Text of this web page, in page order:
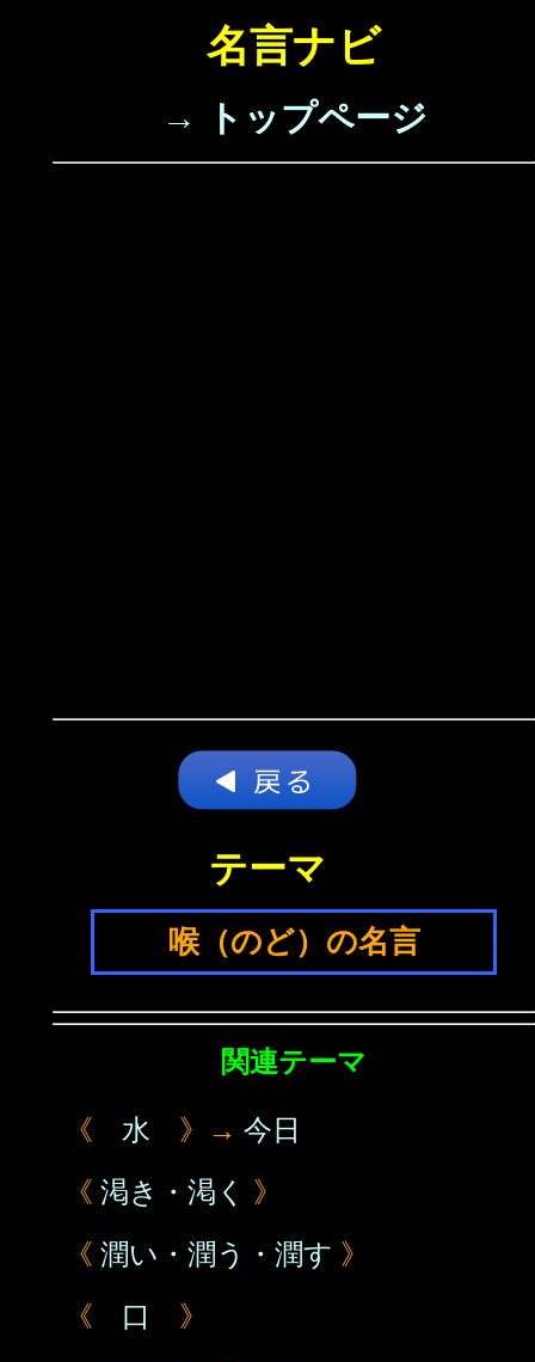
名言ナビ
→ トップページ
テーマ
喉（のど）の名言
関連テーマ
《 水 》→ 今日
《 渇き・渇く
》
《 潤い・潤う・潤す 》
《 口 》